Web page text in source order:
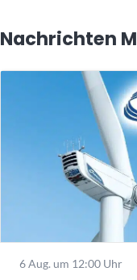
Nachrichten
6 Aug. um 12:00 Uhr